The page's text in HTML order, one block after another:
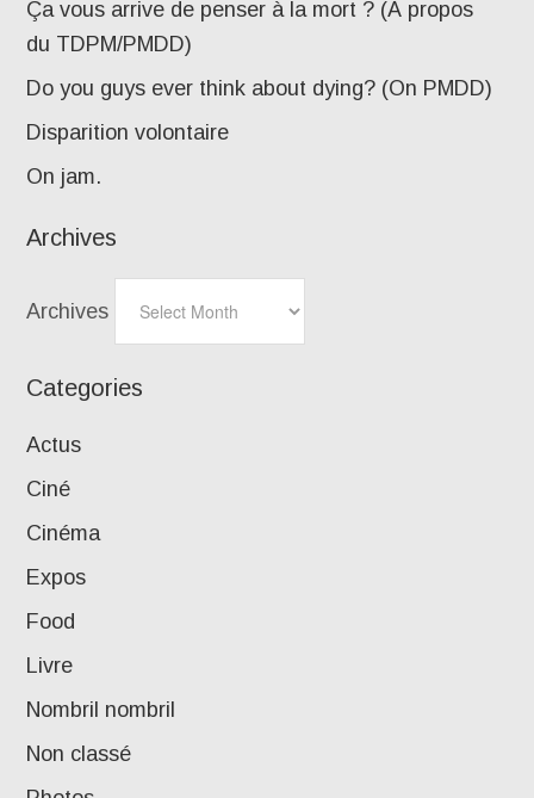
Ça vous arrive de penser à la mort ? (À propos
du TDPM/PMDD)
Do you guys ever think about dying? (On PMDD)
Disparition volontaire
On jam.
Archives
Archives
Categories
Actus
Ciné
Cinéma
Expos
Food
Livre
Nombril nombril
Non classé